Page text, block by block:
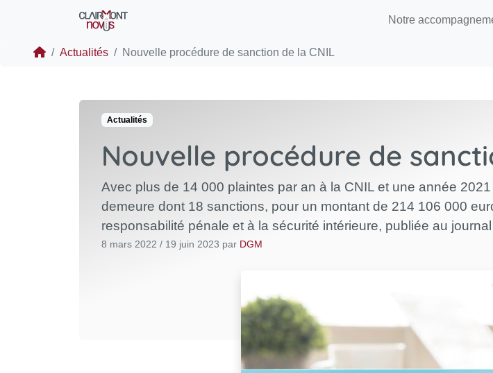
Notre
Actualités Nouvelle procédure de sanction de la CNIL
Actualités
Nouvelle procédure de
Avec plus de 14 000 plaintes par an à la CNIL et une année
demeure dont 18 sanctions, pour un montant de 214 106 000
responsabilité pénale et à la sécurité intérieure, publiée au
8 mars 2022 / 19 juin 2023 par DGM